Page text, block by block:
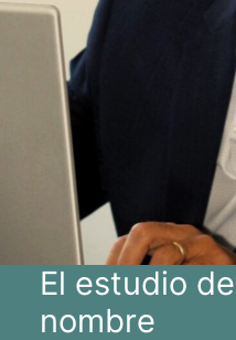
El estudio
nombre